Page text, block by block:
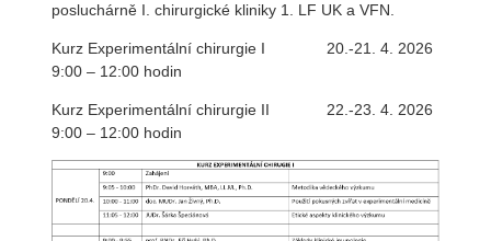
posluchárně I. chirurgické kliniky 1. LF UK a VFN.
Kurz Experimentální chirurgie I 20.-21. 4. 2026
9:00 – 12:00 hodin
Kurz Experimentální chirurgie II 22.-23. 4. 2026
9:00 – 12:00 hodin